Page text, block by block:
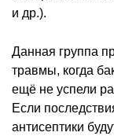
и др.).
Данная группа
травмы, когда
ещё не успели
Если
антисептики